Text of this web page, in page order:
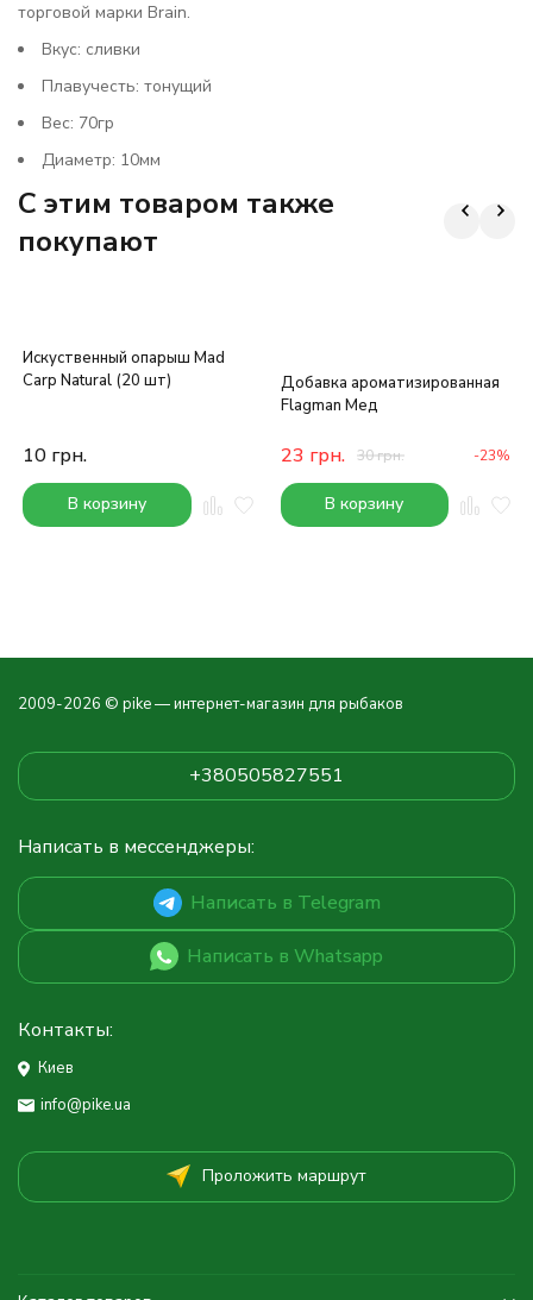
торговой марки Brain.
Вкус: сливки
Плавучесть: тонущий
Вес: 70гр
Диаметр: 10мм
C этим товаром также
покупают
Искуственный опарыш Mad
Carp Natural (20 шт)
10 грн.
В корзину
Добавка ароматизированная
Flagman Мед
23 грн. 30грн. -23%
В корзину
2009-2026 © pike — интернет-магазин для рыбаков
+380505827551
Написать в мессенджеры:
Написать в Telegram
Написать в Whatsapp
Контакты:
Киев
info@pike.ua
Проложить маршрут